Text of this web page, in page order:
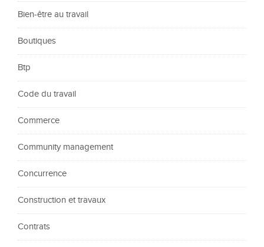
Bien-être au travail
Boutiques
Btp
Code du travail
Commerce
Community management
Concurrence
Construction et travaux
Contrats